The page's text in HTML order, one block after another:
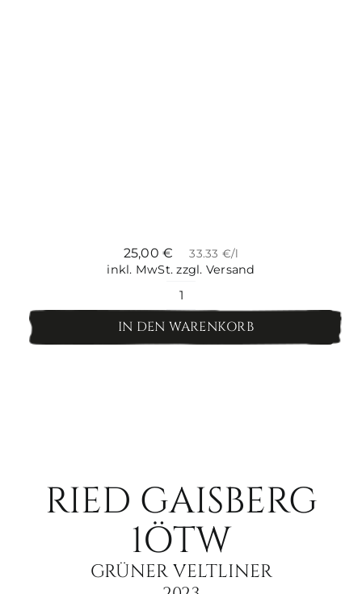
25,00€ 33.33 €/l
inkl. MwSt. zzgl. Versand
Ried
Gaisberg
IN DEN WARENKORB
RIED GAISBERG
1ÖTW
GRÜNER VELTLINER